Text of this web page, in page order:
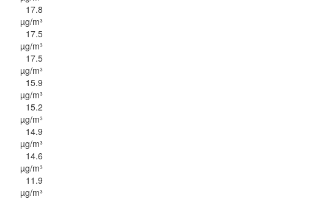
17.8
µg/m³
17.5
µg/m³
17.5
µg/m³
15.9
µg/m³
15.2
µg/m³
14.9
µg/m³
14.6
µg/m³
11.9
µg/m³